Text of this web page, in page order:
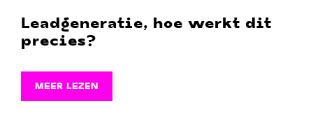
Leadgeneratie, hoe werkt dit
precies?
MEER LEZEN